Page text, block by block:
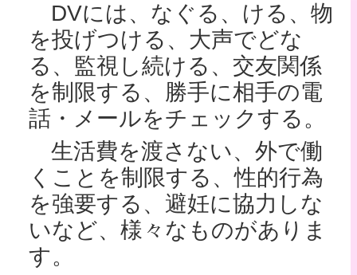
DVには、なぐる、ける、物
を投げつける、大声でどな
る、監視し続ける、交友関係
を制限する、勝手に相手の電
話・メールをチェックする。
生活費を渡さない、外で働
くことを制限する、性的行為
を強要する、避妊に協力しな
いなど、様々なものがありま
す。